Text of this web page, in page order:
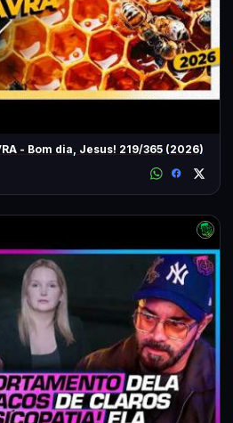
- Bom dia, Jesus! 219/365 (2026)